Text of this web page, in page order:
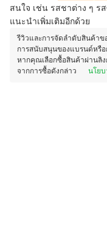
สนใจ เช่น รสชาต่าง ๆ ร
แนะนำเพิ่มเติมอีกด้วย
รีวิวและการจัดลำดับสินค้าข
การสนับสนุนของแบรนด์หรือ
หากคุณเลือกซื้อสินค้าผ่านลิ
จากการซื้อดังกล่าว
นโย